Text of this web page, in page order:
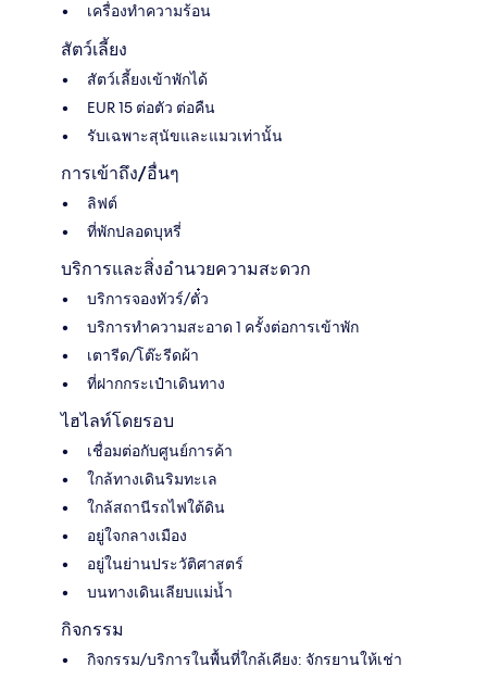
เครื่องทำความร้อน
สัตว์เลี้ยง
สัตว์เลี้ยงเข้าพักได้
EUR 15 ต่อตัว ต่อคืน
รับเฉพาะสุนัขและแมวเท่านั้น
การเข้าถึง/อื่นๆ
ลิฟต์
ที่พักปลอดบุหรี่
บริการและสิ่งอำนวยความสะดวก
บริการจองทัวร์/ตั๋ว
บริการทำความสะอาด 1 ครั้งต่อการเข้าพัก
เตารีด/โต๊ะรีดผ้า
ที่ฝากกระเป๋าเดินทาง
ไฮไลท์โดยรอบ
เชื่อมต่อกับศูนย์การค้า
ใกล้ทางเดินริมทะเล
ใกล้สถานีรถไฟใต้ดิน
อยู่ใจกลางเมือง
อยู่ในย่านประวัติศาสตร์
บนทางเดินเลียบแม่น้ำ
กิจกรรม
กิจกรรม/บริการในพื้นที่ใกล้เคียง: จักรยานให้เช่า